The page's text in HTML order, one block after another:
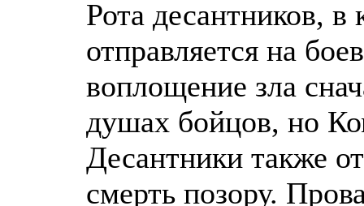
Рота десантников, в
отправляется на
воплощение зла
душах бойцов, но
Десантники также
смерть позору.